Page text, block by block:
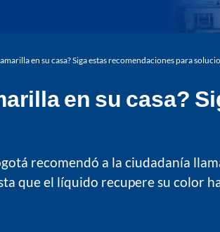
en su casa? Siga estas recomendaciones para
en su casa?
recomendó a la ciudadanía
que el líquido recupere su color